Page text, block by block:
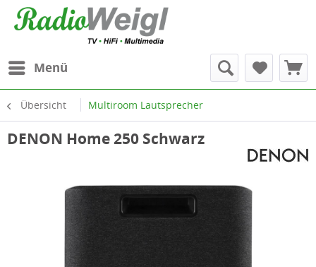
Menü
Übersicht Multiroom Lautsprecher
DENON Home 250 Schwarz